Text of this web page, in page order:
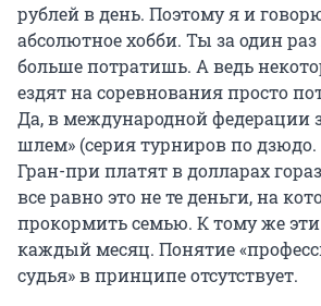
рублей в день. Поэтому я и
абсолютное хобби. Ты за один
больше потратишь. А ведь
ездят на соревнования просто
Да, в международной федерации
шлем» (серия турниров по
Гран-при платят в долларах
все равно это не те деньги, на
прокормить семью. К тому же
каждый месяц. Понятие
судья» в принципе отсутствует.